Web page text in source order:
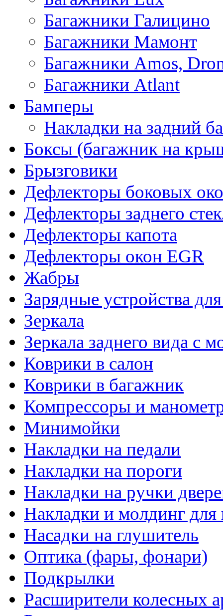
Багажники Галицино
Багажники Мамонт
Багажники Amos,
Багажники Atlant
Бамперы
Накладки на задний
Боксы (багажник на
Брызговики
Дефлекторы боковых
Дефлекторы заднего
Дефлекторы капота
Дефлекторы окон EGR
Жабры
Зарядные устройства
Зеркала
Зеркала заднего вида с
Коврики в салон
Коврики в багажник
Компрессоры и
Минимойки
Накладки на педали
Накладки на пороги
Накладки на ручки
Накладки и молдинг для
Насадки на глушитель
Оптика (фары, фонари)
Подкрылки
Расширители колесных